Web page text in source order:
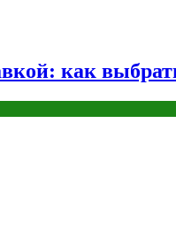
как